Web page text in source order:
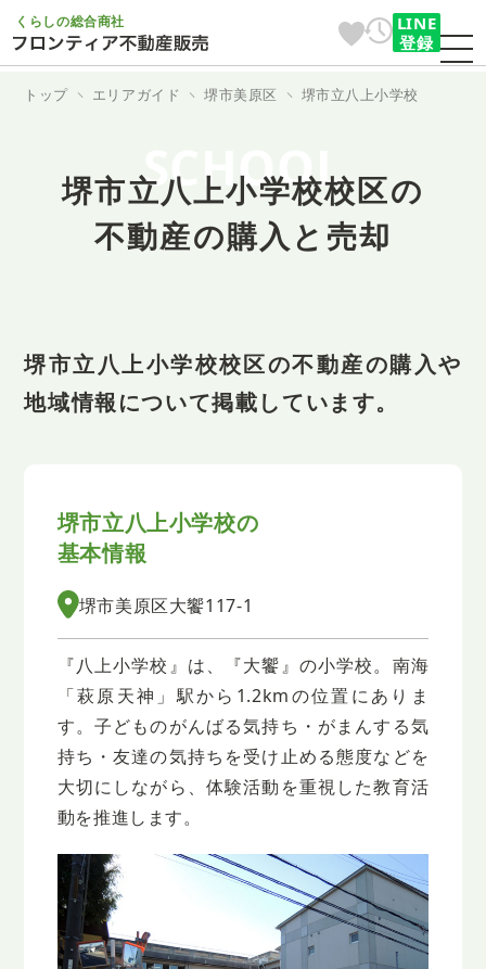
くらしの総合商社
LINE
登録
トップ エリアガイド 堺市美原区 堺市立八上小学校
SCHOOL
堺市立八上小学校校区の
不動産の購入と売却
堺市立八上小学校校区の不動産の購入や
地域情報について掲載しています。
堺市立八上小学校の
基本情報
堺市美原区大饗117-1
『八上小学校』は、『大饗』の小学校。南海
「萩原天神」駅から1.2kmの位置にありま
す。子どものがんばる気持ち・がまんする気
持ち・友達の気持ちを受け止める態度などを
大切にしながら、体験活動を重視した教育活
動を推進します。